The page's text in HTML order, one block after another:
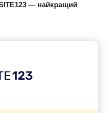
— найкращий